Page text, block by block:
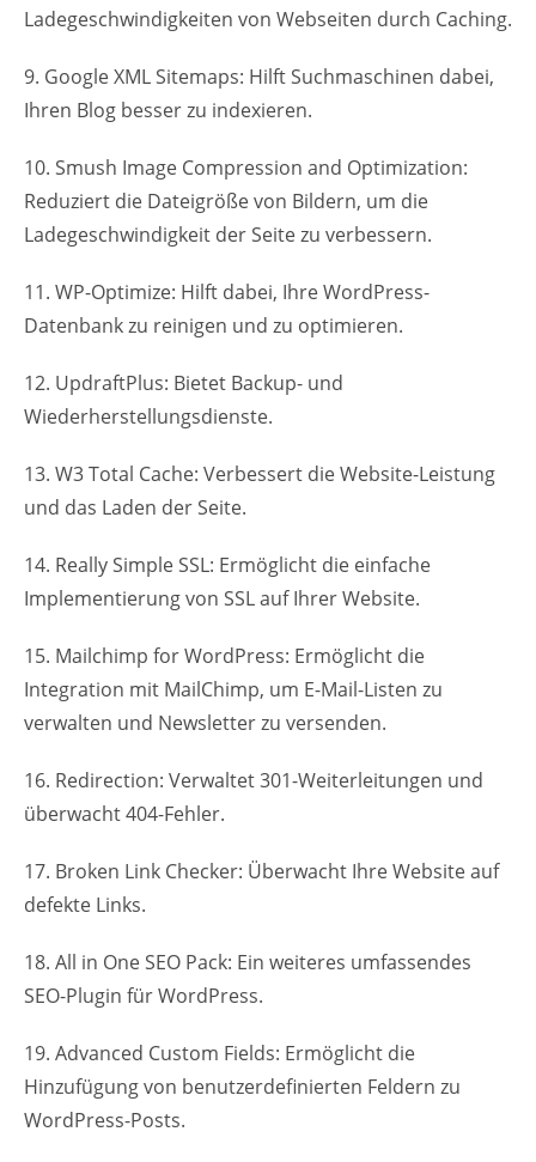
Ladegeschwindigkeiten von Webseiten durch Caching.
9. Google XML Sitemaps: Hilft Suchmaschinen dabei,
Ihren Blog besser zu indexieren.
10. Smush Image Compression and Optimization:
Reduziert die Dateigröße von Bildern, um die
Ladegeschwindigkeit der Seite zu verbessern.
11. WP-Optimize: Hilft dabei, Ihre WordPress-
Datenbank zu reinigen und zu optimieren.
12. UpdraftPlus: Bietet Backup- und
Wiederherstellungsdienste.
13. W3 Total Cache: Verbessert die Website-Leistung
und das Laden der Seite.
14. Really Simple SSL: Ermöglicht die einfache
Implementierung von SSL auf Ihrer Website.
15. Mailchimp for WordPress: Ermöglicht die
Integration mit MailChimp, um E-Mail-Listen zu
verwalten und Newsletter zu versenden.
16. Redirection: Verwaltet 301-Weiterleitungen und
überwacht 404-Fehler.
17. Broken Link Checker: Überwacht Ihre Website auf
defekte Links.
18. All in One SEO Pack: Ein weiteres umfassendes
SEO-Plugin für WordPress.
19. Advanced Custom Fields: Ermöglicht die
Hinzufügung von benutzerdefinierten Feldern zu
WordPress-Posts.